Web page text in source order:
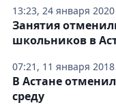
13:23, 24 января 2020
07:21, 11 января 2018
Занятия
школьников в
В Астане
среду